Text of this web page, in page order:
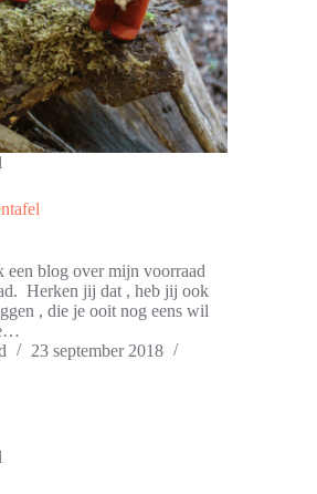
een blog over mijn voorraad
Herken jij dat , heb jij ook
, die je ooit nog eens wil
23 september 2018